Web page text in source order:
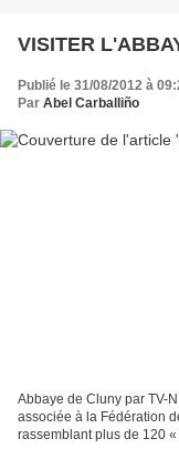
VISITER
Publié le 31/08/2012 à
Par Abel Carballiño
Abbaye de Cluny par TV-
associée à la Fédération
rassemblant plus de 120